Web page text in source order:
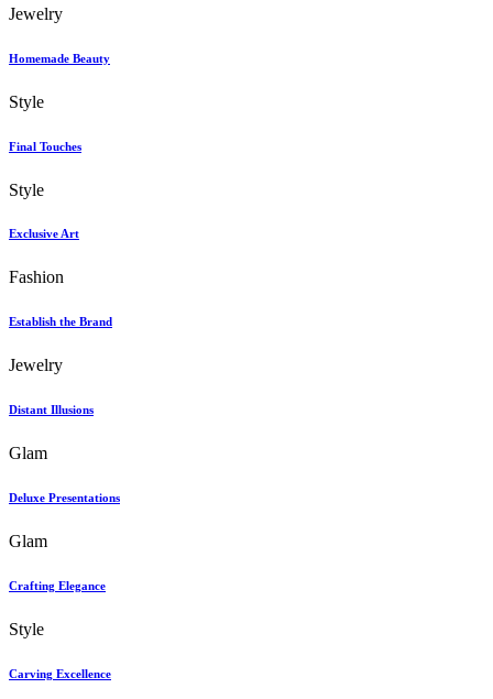
Jewelry
Homemade Beauty
Style
Final Touches
Style
Exclusive Art
Fashion
Establish the Brand
Jewelry
Distant Illusions
Glam
Deluxe Presentations
Glam
Crafting Elegance
Style
Carving Excellence